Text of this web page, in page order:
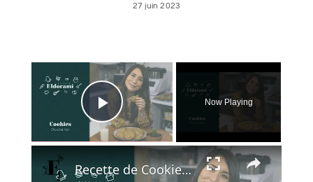
27 juin 2023
×
Play Video
Now Playing
×
Recette de Cookies au Chocolat Noir | Idée Goûter du Confinement